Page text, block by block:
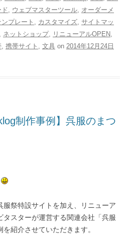
ウェブマスターツール オーダーメ
プレート カスタマイズ サイトマッ
ネットショップ, リニューアルOPEN
携帯サイト 文具 on 2014年12月24日
制作事例】呉服のまつ
祭特設サイトを加え、リニューア
タスターが運営する関連会社「呉服
紹介させていただきます。